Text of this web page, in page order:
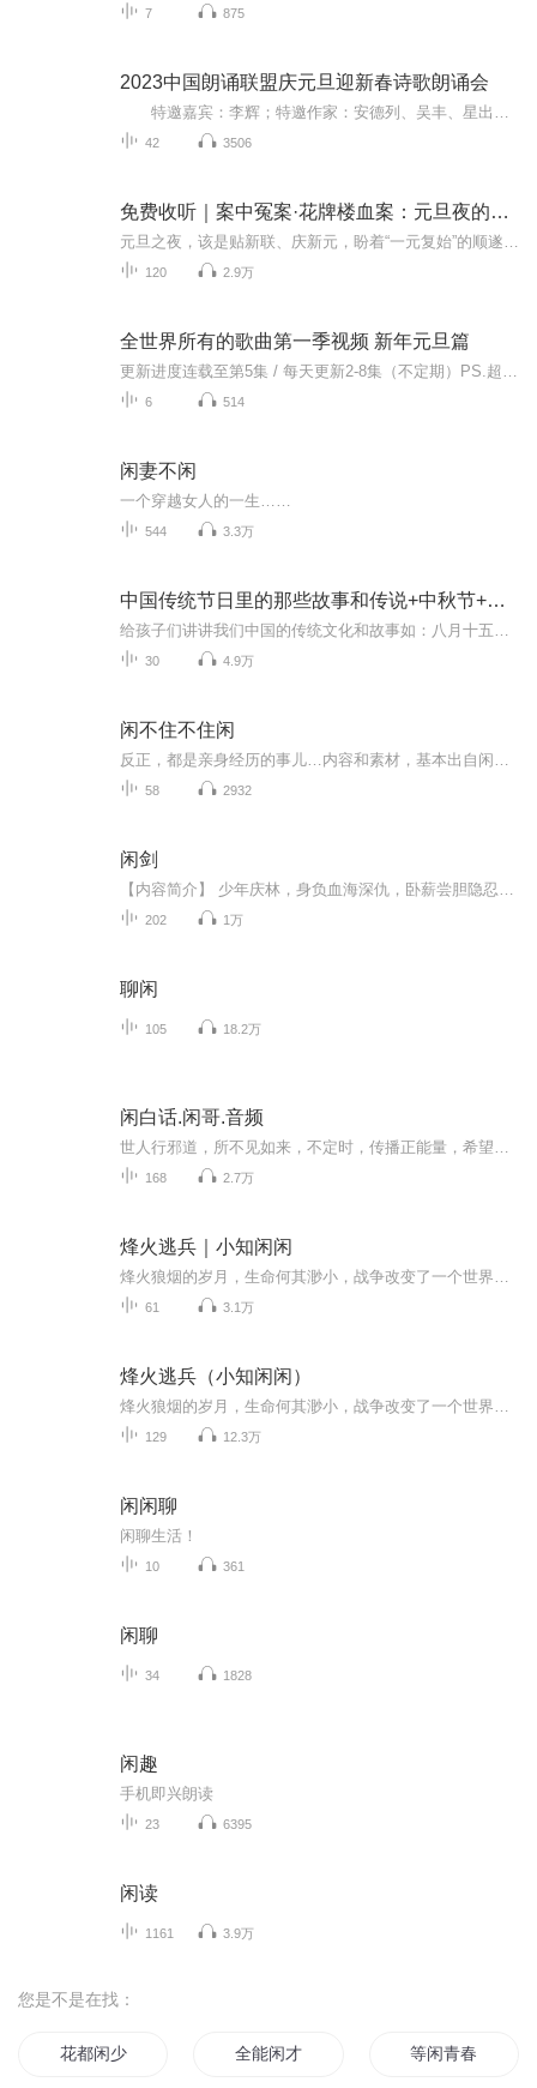
7 875
2023中国朗诵联盟庆元旦迎新春诗歌朗诵会
42 3506
免费收听｜案中冤案·花牌楼血案：元旦夜的沉冤与昭雪
120 2.9万
全世界所有的歌曲第一季视频 新年元旦篇
6 514
闲妻不闲
一个穿越女人的一生……
544 3.3万
中国传统节日里的那些故事和传说+中秋节+元旦春节等
30 4.9万
闲不住不住闲
58 2932
闲剑
202 1万
聊闲
105 18.2万
闲白话.闲哥.音频
168 2.7万
烽火逃兵｜小知闲闲
61 3.1万
烽火逃兵（小知闲闲）
129 12.3万
闲闲聊
闲聊生活！
10 361
闲聊
34 1828
闲趣
手机即兴朗读
23 6395
闲读
1161 3.9万
您是不是在找：
花都闲少 全能闲才 等闲青春